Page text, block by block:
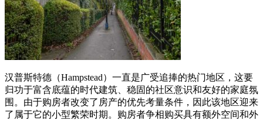
汉普斯特德（Hampstead）一直是广受追捧的热门地区，这要
归功于富含底蕴的时代建筑、稳固的社区意识和友好的家庭氛
围。由于购房者改变了房产的优先考量条件，因此该地区迎来
了属于它的小型繁荣时期。购房者争相购买具有额外空间和外